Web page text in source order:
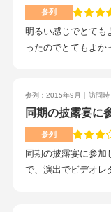
う。駅から少し距離
理を運ぶスタッフが
が、会場も複数あ
式場だと思う。親
参列
明るい感じでとても
ったのでとてもよか
飲み放題メニューに
ですが柔軟に対応し
のお客様をたくさん
たいという新郎新婦
舞の披露やなかでも
たので初めてみる
参列：2015年9月 訪問
同期の披露宴に
参列
同期の披露宴に参
で、演出でビデオレ